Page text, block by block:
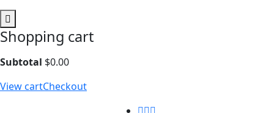
Shopping cart
Subtotal $0.00
View cartCheckout